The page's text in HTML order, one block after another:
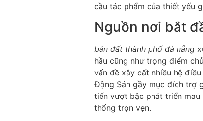
cầu tác phẩm của thiết yếu
Nguồn nơi bắt
bán đất thành phố đà nẵng
hầu cũng như trọng điểm
vấn đề xây cất nhiều hệ
Động Sản gầy mục đích trợ
tiến vượt bậc phát triển mau
thống trọn vẹn.